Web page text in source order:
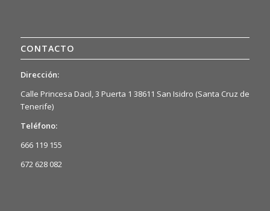
CONTACTO
Dirección:
Calle Princesa Dacil, 3 Puerta 1 38611 San Isidro (Santa Cruz de
Tenerife)
Teléfono:
666 119 155
672 628 082